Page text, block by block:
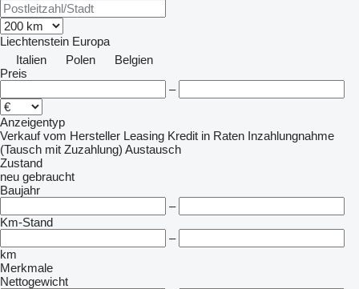
Liechtenstein Europa
Italien
Polen
Belgien
Preis
–
Anzeigentyp
Verkauf vom Hersteller Leasing Kredit in Raten Inzahlungnahme
(Tausch mit Zuzahlung) Austausch
Zustand
neu gebraucht
Baujahr
–
Km-Stand
–
km
Merkmale
Nettogewicht